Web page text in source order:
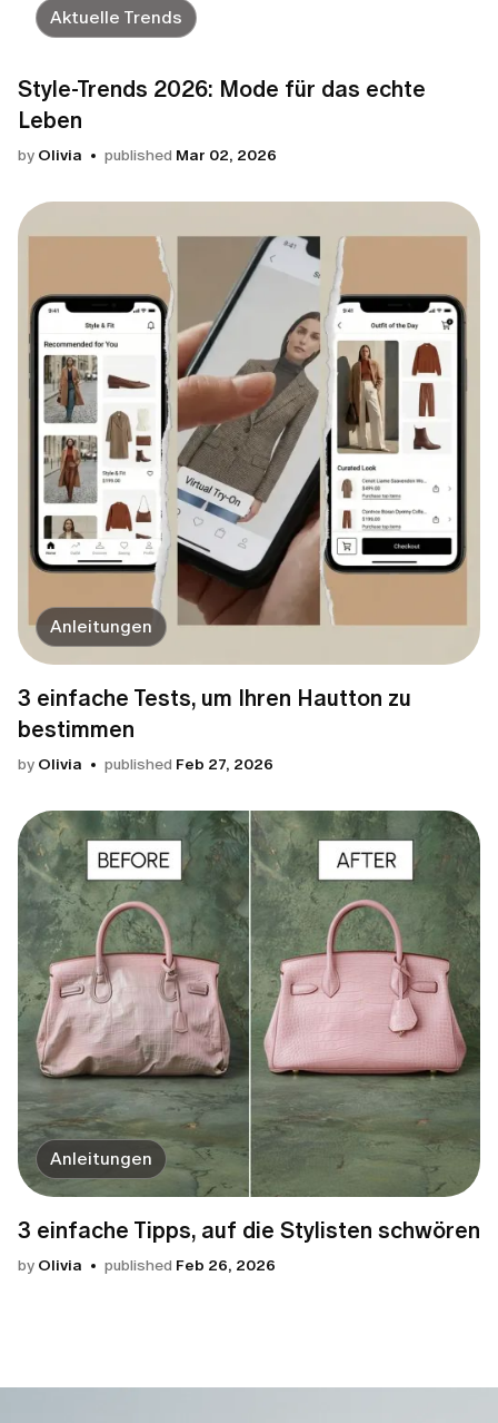
Aktuelle Trends
Style-Trends 2026: Mode für das echte
Leben
by Olivia published Mar 02, 2026
Anleitungen
3 einfache Tests, um Ihren Hautton zu
bestimmen
by Olivia published Feb 27, 2026
Anleitungen
3 einfache Tipps, auf die Stylisten schwören
by Olivia published Feb 26, 2026